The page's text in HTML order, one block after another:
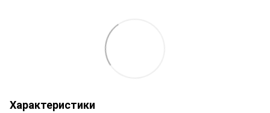
Характеристики